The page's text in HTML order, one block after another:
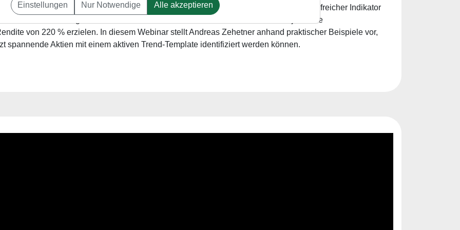
Aktien zu finden, kann das Trend-Template des Trendfolge-Traders Mark Minervini als hilfreicher Indikator
seiner SEPA-Strategie konnte dieser über einen Zeitraum von 5 ½ Jahren eine jährliche
von 220 % erzielen. In diesem Webinar stellt Andreas Zehetner anhand praktischer Beispiele vor,
spannende Aktien mit einem aktiven Trend-Template identifiziert werden können.
Einstellungen Nur Notwendige Alle akzeptieren